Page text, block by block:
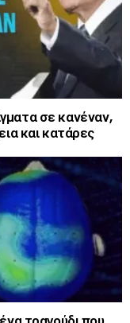
σε κανέναν,
και κατάρες